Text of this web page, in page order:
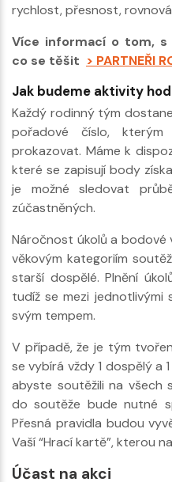
rychlost, přesnost,
Více informací o tom, s
co se těšit > PARTNEŘI
Jak budeme aktivity
Každý rodinný tým
pořadové číslo,
prokazovat. Máme k
které se zapisují body
je možné sledovat
zúčastněných.
Náročnost úkolů a
věkovým kategoriím
starší dospělé. Plnění
tudíž se mezi
svým tempem.
V případě, že je tým
se vybírá vždy 1 dospělý a
abyste soutěžili na všech
do soutěže bude nutné
Přesná pravidla budou
Vaší “Hrací kartě”, kterou
Účast na akci